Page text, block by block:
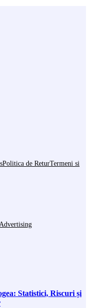
Politica de ReturTermeni si
Advertising
Statistici, Riscuri și